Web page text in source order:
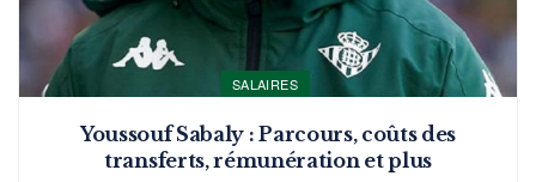
SALAIRES
Youssouf Sabaly : Parcours, coûts des
transferts, rémunération et plus